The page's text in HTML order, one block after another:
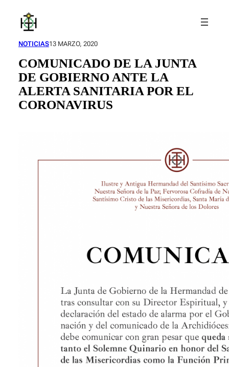
contenido
NOTICIAS13 MARZO, 2020
COMUNICADO DE LA JUNTA
DE GOBIERNO ANTE LA
ALERTA SANITARIA POR EL
CORONAVIRUS